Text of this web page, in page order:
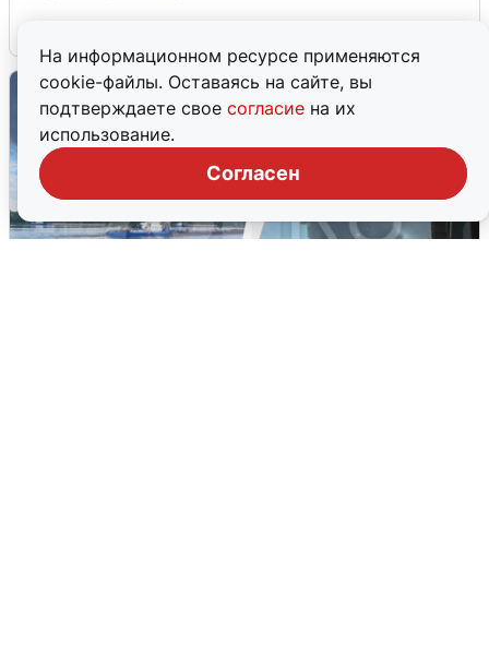
На информационном ресурсе применяются
cookie-файлы. Оставаясь на сайте, вы
подтверждаете свое согласие на их
использование.
Согласен